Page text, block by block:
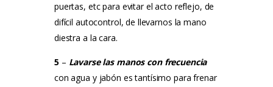
puertas, etc para evitar el acto reflejo, de
difícil autocontrol, de llevarnos la mano
diestra a la cara.
5– Lavarse las manos con frecuencia
con agua y jabón es tantísimo para frenar